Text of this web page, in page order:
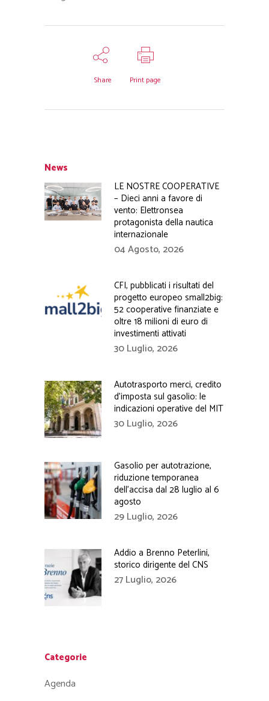
Share Print page
News
LE NOSTRE COOPERATIVE
– Dieci anni a favore di
vento: Elettronsea
protagonista della nautica
internazionale
04 Agosto, 2026
CFI, pubblicati i risultati del
progetto europeo small2big:
52 cooperative finanziate e
oltre 18 milioni di euro di
investimenti attivati
30 Luglio, 2026
Autotrasporto merci, credito
d’imposta sul gasolio: le
indicazioni operative del MIT
30 Luglio, 2026
Gasolio per autotrazione,
riduzione temporanea
dell’accisa dal 28 luglio al 6
agosto
29 Luglio, 2026
Addio a Brenno Peterlini,
storico dirigente del CNS
27 Luglio, 2026
Categorie
Agenda